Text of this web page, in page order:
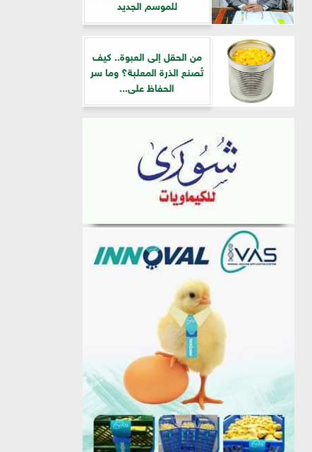
للموسم الجديد
من الحقل إلى العبوة.. كيف
تُصنع الذرة المعلبة؟ وما سر
الحفاظ على...